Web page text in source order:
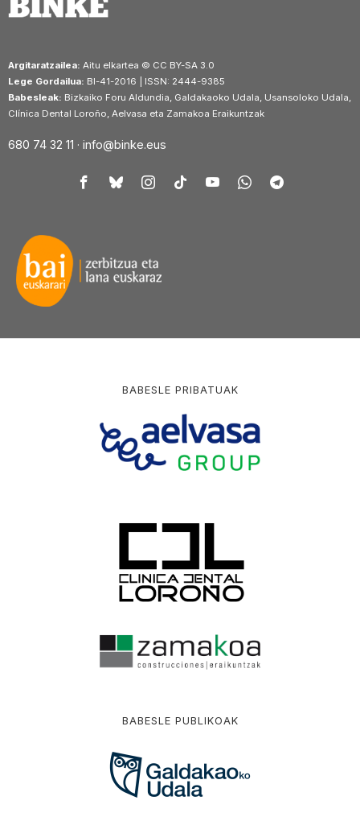
Argitaratzailea: Aitu elkartea © CC BY-SA 3.0
Lege Gordailua: BI-41-2016 | ISSN: 2444-9385
Babesleak: Bizkaiko Foru Aldundia, Galdakaoko Udala, Usansoloko Udala,
Clínica Dental Loroño, Aelvasa eta Zamakoa Eraikuntzak
680 74 32 11 · info@binke.eus
BABESLE PRIBATUAK
BABESLE PUBLIKOAK